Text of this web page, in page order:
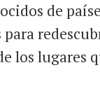
de
para
los lugares